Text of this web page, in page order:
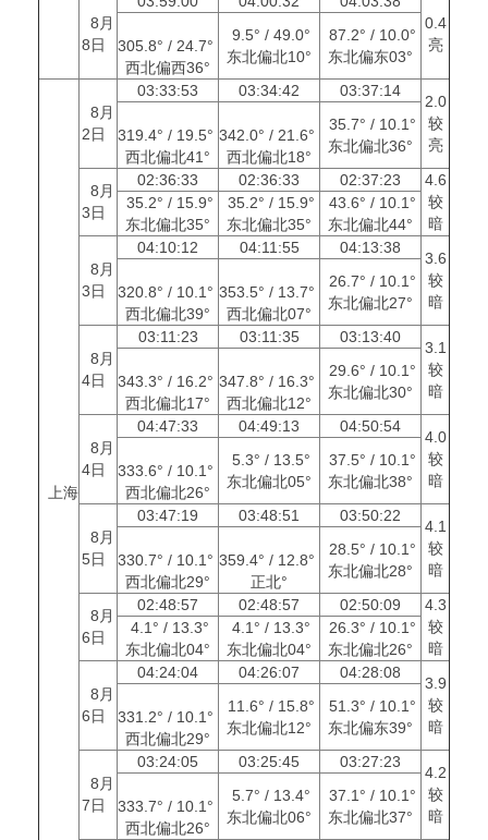
8月
8日
0.4
亮
305.8° / 24.7°
西北偏西36°
9.5° / 49.0°
东北偏北10°
87.2° / 10.0°
东北偏东03°
上海
8月
2日
03:33:53 03:34:42 03:37:14
2.0
较
亮
319.4° / 19.5°
西北偏北41°
342.0° / 21.6°
西北偏北18°
35.7° / 10.1°
东北偏北36°
8月
3日
02:36:33 02:36:33 02:37:23
4.6
较
暗
35.2° / 15.9°
东北偏北35°
35.2° / 15.9°
东北偏北35°
43.6° / 10.1°
东北偏北44°
8月
3日
04:10:12 04:11:55 04:13:38
3.6
较
暗
320.8° / 10.1°
西北偏北39°
353.5° / 13.7°
西北偏北07°
26.7° / 10.1°
东北偏北27°
8月
4日
03:11:23 03:11:35 03:13:40
3.1
较
暗
343.3° / 16.2°
西北偏北17°
347.8° / 16.3°
西北偏北12°
29.6° / 10.1°
东北偏北30°
8月
4日
04:47:33 04:49:13 04:50:54
4.0
较
暗
333.6° / 10.1°
西北偏北26°
5.3° / 13.5°
东北偏北05°
37.5° / 10.1°
东北偏北38°
8月
5日
03:47:19 03:48:51 03:50:22
4.1
较
暗
330.7° / 10.1°
西北偏北29°
359.4° / 12.8°
正北°
28.5° / 10.1°
东北偏北28°
8月
6日
02:48:57 02:48:57 02:50:09
4.3
较
暗
4.1° / 13.3°
东北偏北04°
4.1° / 13.3°
东北偏北04°
26.3° / 10.1°
东北偏北26°
8月
6日
04:24:04 04:26:07 04:28:08
3.9
较
暗
331.2° / 10.1°
西北偏北29°
11.6° / 15.8°
东北偏北12°
51.3° / 10.1°
东北偏东39°
8月
7日
03:24:05 03:25:45 03:27:23
4.2
较
暗
333.7° / 10.1°
西北偏北26°
5.7° / 13.4°
东北偏北06°
37.1° / 10.1°
东北偏北37°